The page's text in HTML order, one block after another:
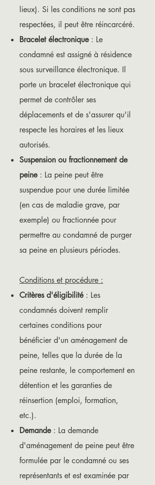
lieux). Si les conditions ne sont pas
respectées, il peut être réincarcéré.
Bracelet électronique: Le
condamné est assigné à résidence
sous surveillance électronique. Il
porte un bracelet électronique qui
permet de contrôler ses
déplacements et de s'assurer qu'il
respecte les horaires et les lieux
autorisés.
Suspension ou fractionnement de
peine: La peine peut être
suspendue pour une durée limitée
(en cas de maladie grave, par
exemple) ou fractionnée pour
permettre au condamné de purger
sa peine en plusieurs périodes.
Conditions et procédure :
Critères d'éligibilité : Les
condamnés doivent remplir
certaines conditions pour
bénéficier d'un aménagement de
peine, telles que la durée de la
peine restante, le comportement en
détention et les garanties de
réinsertion (emploi, formation,
etc.).
Demande : La demande
d'aménagement de peine peut être
formulée par le condamné ou ses
représentants et est examinée par